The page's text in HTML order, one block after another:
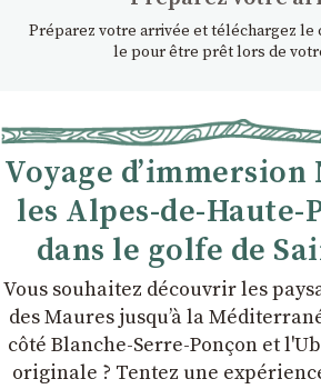
Préparez votre arrivée et téléchargez le
le pour être prêt lors de
Voyage d’immersion
les Alpes-de-Haute-
dans le golfe de
Vous souhaitez découvrir les
des Maures jusqu’à la
côté Blanche-Serre-Ponçon et
originale ? Tentez une